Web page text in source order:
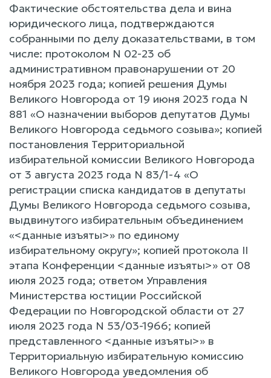
Фактические обстоятельства дела и вина
юридического лица, подтверждаются
собранными по делу доказательствами, в том
числе: протоколом N 02-23 об
административном правонарушении от 20
ноября 2023 года; копией решения Думы
Великого Новгорода от 19 июня 2023 года N
881 «О назначении выборов депутатов Думы
Великого Новгорода седьмого созыва»; копией
постановления Территориальной
избирательной комиссии Великого Новгорода
от 3 августа 2023 года N 83/1-4 «О
регистрации списка кандидатов в депутаты
Думы Великого Новгорода седьмого созыва,
выдвинутого избирательным объединением
«<данные изъяты>» по единому
избирательному округу»; копией протокола II
этапа Конференции <данные изъяты>» от 08
июля 2023 года; ответом Управления
Министерства юстиции Российской
Федерации по Новгородской области от 27
июля 2023 года N 53/03-1966; копией
представленного <данные изъяты>» в
Территориальную избирательную комиссию
Великого Новгорода уведомления об